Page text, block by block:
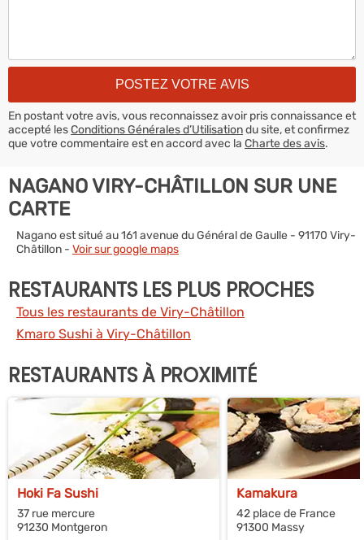
En postant votre avis, vous reconnaissez avoir pris connaissance et
accepté lesConditions Générales d’Utilisationdu site, et confirmez
que votre commentaire est en accord avec la Charte des avis.
NAGANO VIRY-CHÂTILLON SUR UNE
CARTE
Nagano est situé au 161 avenue du Général de Gaulle - 91170 Viry-
Châtillon - Voir sur google maps
RESTAURANTS LES PLUS PROCHES
Tous les restaurants de Viry-Châtillon
Kmaro Sushi à Viry-Châtillon
RESTAURANTS À PROXIMITÉ
Hoki Fa Sushi
37 rue mercure
91230 Montgeron
Kamakura
42 place de France
91300 Massy